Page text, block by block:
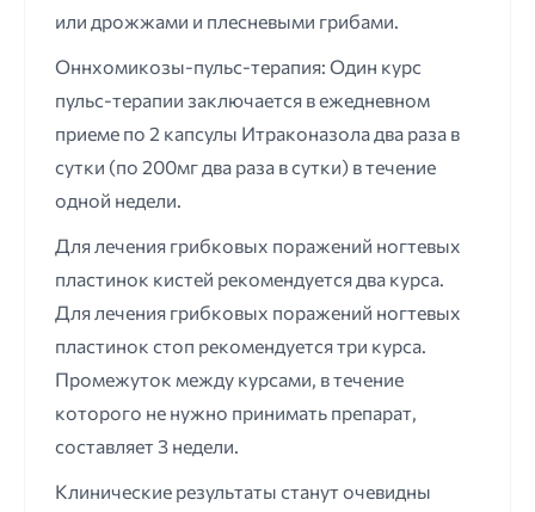
или дрожжами и плесневыми грибами.
Оннхомикозы-пульс-терапия: Один курс
пульс-терапии заключается в ежедневном
приеме по 2 капсулы Итраконазола два раза в
сутки (по 200мг два раза в сутки) в течение
одной недели.
Для лечения грибковых поражений ногтевых
пластинок кистей рекомендуется два курса.
Для лечения грибковых поражений ногтевых
пластинок стоп рекомендуется три курса.
Промежуток между курсами, в течение
которого не нужно принимать препарат,
составляет 3 недели.
Клинические результаты станут очевидны